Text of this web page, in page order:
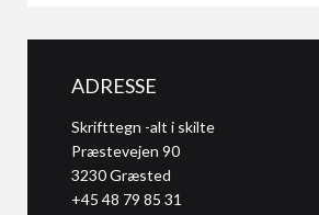
ADRESSE
Skrifttegn -alt i skilte
Præstevejen 90
3230Græsted
+45 48 79 85 31